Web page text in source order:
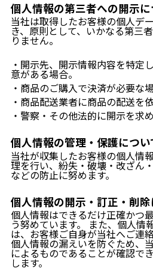
個人情報の第三者への開示に
当社は取得したお客様の個人デ
き、原則として、いかなる第三
りません。
・開示先、開示情報内容を特定
意がある場合。
・商品のご購入で決済が必要な場
・商品配送業者に商品の配送を
・警察・その他法的に開示を求
個人情報の管理・保護につい
当社が収集したお客様の個人情
理を行い、紛失・破壊・改ざん
などの防止に努めます。
個人情報の開示・訂正・削除
個人情報はできるだけ正確かつ
う努めています。 また、個人情
は、お客様ご自身が当社へご連
個人情報の漏えいを防ぐため、
によるものであることが確認で
します。